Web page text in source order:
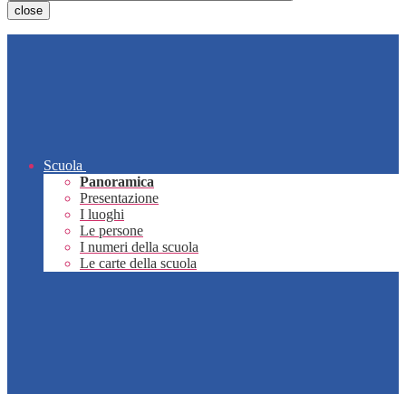
close
Scuola
Panoramica
Presentazione
I luoghi
Le persone
I numeri della scuola
Le carte della scuola